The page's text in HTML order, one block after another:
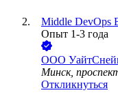
Middle DevOps
Опыт 1-3 года
ООО
Минск,
Откликнуться